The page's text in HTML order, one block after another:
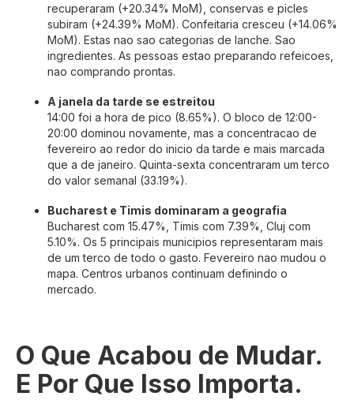
recuperaram (+20.34% MoM), conservas e picles
subiram (+24.39% MoM). Confeitaria cresceu (+14.06%
MoM). Estas nao sao categorias de lanche. Sao
ingredientes. As pessoas estao preparando refeicoes,
nao comprando prontas.
A janela da tarde se estreitou
14:00 foi a hora de pico (8.65%). O bloco de 12:00-
20:00 dominou novamente, mas a concentracao de
fevereiro ao redor do inicio da tarde e mais marcada
que a de janeiro. Quinta-sexta concentraram um terco
do valor semanal (33.19%).
Bucharest e Timis dominaram a geografia
Bucharest com 15.47%, Timis com 7.39%, Cluj com
5.10%. Os 5 principais municipios representaram mais
de um terco de todo o gasto. Fevereiro nao mudou o
mapa. Centros urbanos continuam definindo o
mercado.
O Que Acabou de Mudar.
E Por Que Isso Importa.